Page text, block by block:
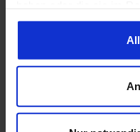
gesammelt haben. Sie
Cookies, wenn Sie
Konsole Passend nur
Stück Preis: Pro Stück